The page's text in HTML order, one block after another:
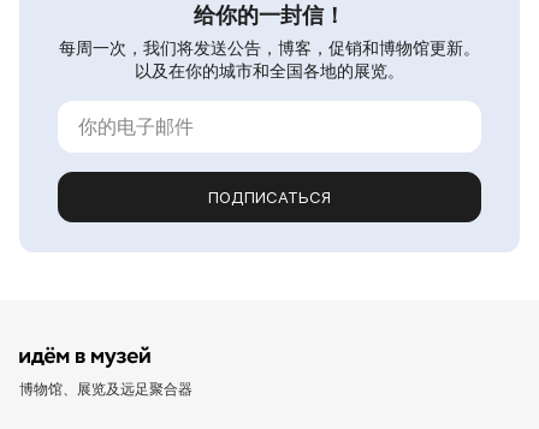
给你的一封信！
每周一次，我们将发送公告，博客，促销和博物馆更新。
以及在你的城市和全国各地的展览。
ПОДПИСАТЬСЯ
博物馆、展览及远足聚合器